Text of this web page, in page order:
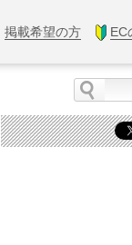
掲載希望の方 EC